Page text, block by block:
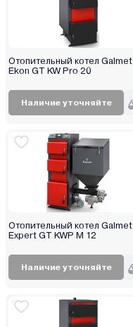
Отопительный котел Galmet
Ekon GT KW Pro 20
Наличие уточняйте
Отопительный котел Galmet
Expert GT KWP M 12
Наличие уточняйте